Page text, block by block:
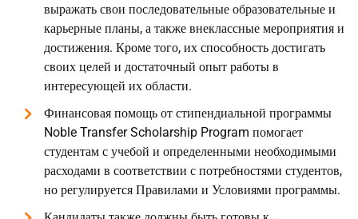
выражать свои последовательные образовательные и
карьерные планы, а также внеклассные мероприятия и
достижения. Кроме того, их способность достигать
своих целей и достаточный опыт работы в
интересующей их области.
Финансовая помощь от стипендиальной программы
Noble Transfer Scholarship Program помогает
студентам с учебой и определенными необходимыми
расходами в соответствии с потребностями студентов,
но регулируется Правилами и Условиями программы.